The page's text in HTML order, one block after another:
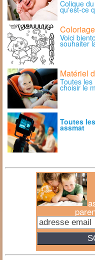
Colique
qu'est-ce
Voici
souhaiter
Matériel
Toutes les
choisir le
Toutes
assmat